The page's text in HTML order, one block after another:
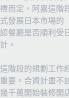
標而定，阿嘉這階
式發展日本市場的
認餐廳是否順利受
計。
這階段的規劃工作
重要。合資計畫不
幾千萬開始裝修開